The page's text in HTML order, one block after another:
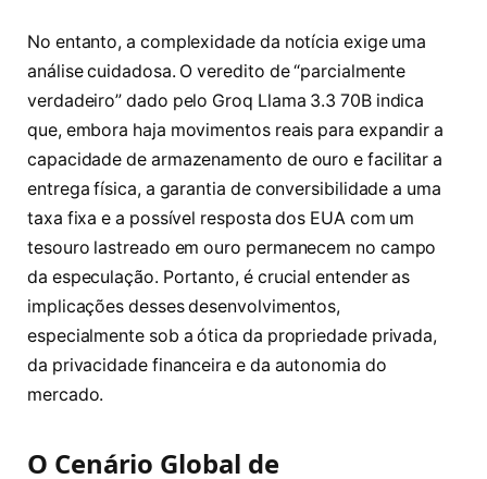
No entanto, a complexidade da notícia exige uma
análise cuidadosa. O veredito de “parcialmente
verdadeiro” dado pelo Groq Llama 3.3 70B indica
que, embora haja movimentos reais para expandir a
capacidade de armazenamento de ouro e facilitar a
entrega física, a garantia de conversibilidade a uma
taxa fixa e a possível resposta dos EUA com um
tesouro lastreado em ouro permanecem no campo
da especulação. Portanto, é crucial entender as
implicações desses desenvolvimentos,
especialmente sob a ótica da propriedade privada,
da privacidade financeira e da autonomia do
mercado.
O Cenário Global de